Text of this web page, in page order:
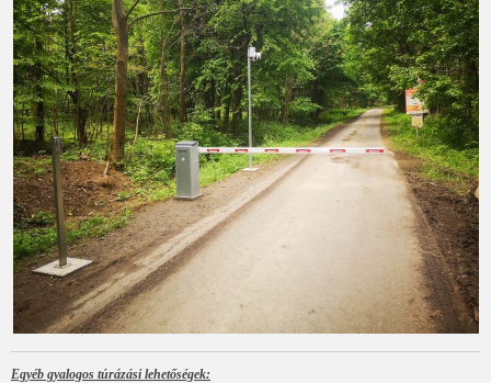
Egyéb gyalogos túrázási lehetőségek: